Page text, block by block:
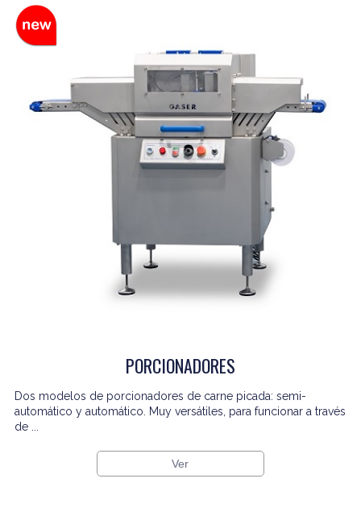
PORCIONADORES
Dos modelos de porcionadores de carne picada: semi-
automático y automático. Muy versátiles, para funcionar a través
de ...
Ver